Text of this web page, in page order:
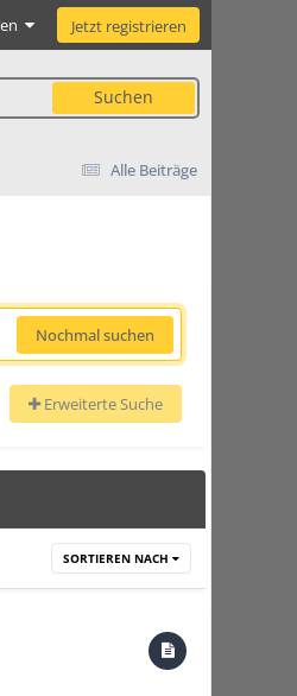
Jetzt registrieren
Suchen
Alle Beiträge
Nochmal suchen
Erweiterte Suche
SORTIEREN NACH